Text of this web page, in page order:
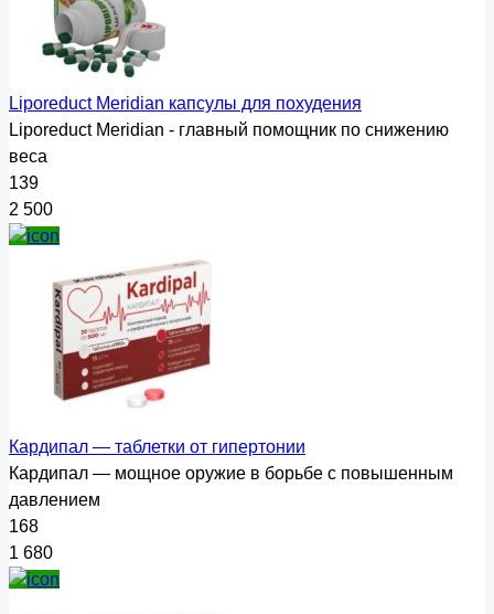
Liporeduct Meridian капсулы для похудения
Liporeduct Meridian - главный помощник по снижению
веса
139
2 500
Кардипал — таблетки от гипертонии
Кардипал — мощное оружие в борьбе с повышенным
давлением
168
1 680